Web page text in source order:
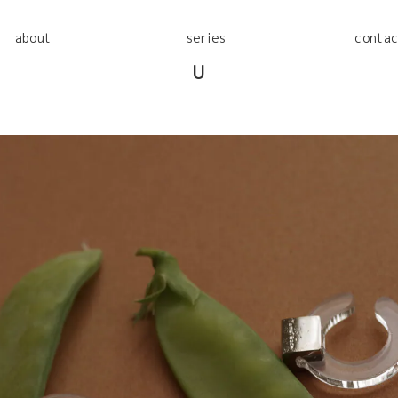
about series
U